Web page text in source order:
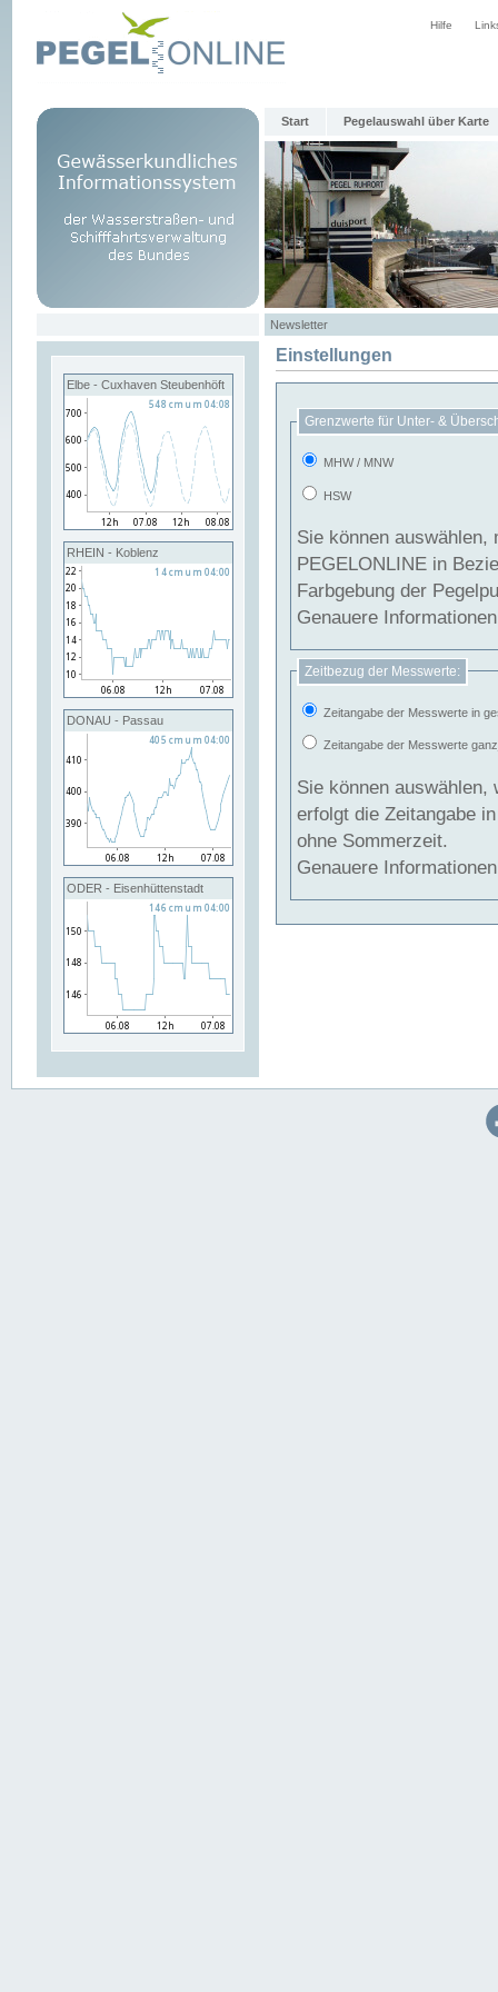
Hilfe
Start Pegelauswahl über Karte
Newsletter
Elbe - Cuxhaven Steubenhöft
RHEIN - Koblenz
DONAU - Passau
ODER - Eisenhüttenstadt
Einstellungen
Grenzwerte für Unter- &
MHW / MNW
HSW
Sie können
PEGELONLINE in Beziehung
Farbgebung der
Genauere
Zeitbezug der Messwerte:
Zeitangabe der Messwerte in
Zeitangabe der Messwerte
Sie können auswählen,
erfolgt die Zeitangabe
ohne Sommerzeit.
Genauere